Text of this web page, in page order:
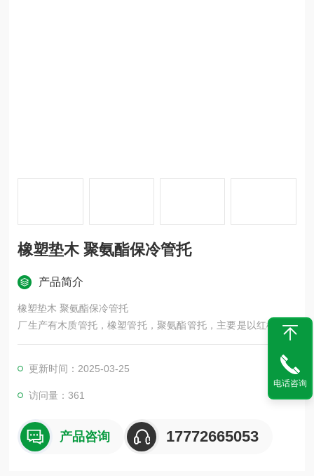
橡塑垫木 聚氨酯保冷管托
产品简介
橡塑垫木 聚氨酯保冷管托
厂生产有木质管托，橡塑管托，聚氨酯管托，主要是以红松木、
杨木、柳木、橡塑板、聚氨酯为原料，表面做了防腐沥青柒侵泡
和防水,具有防虫蛀、不吸水、防震、隔热、保温，配上经防锈的
镀锌卡环，施工方便，经济美观。
更新时间：2025-03-25
访问量：361
产品咨询 17772665053
电话咨询